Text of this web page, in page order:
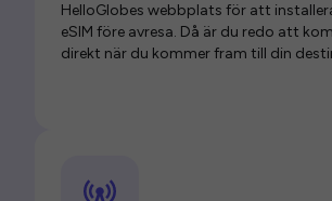
HelloGlobes webbplats för att
eSIM före avresa. Då är du redo att
direkt när du kommer fram till din